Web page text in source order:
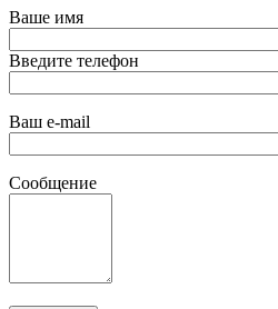
Ваше имя
Введите телефон
Ваш e-mail
Сообщение